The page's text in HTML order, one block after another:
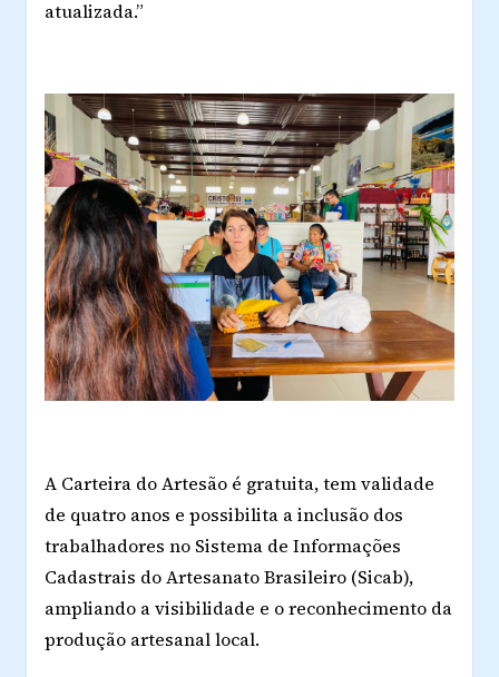
atualizada.”
A Carteira do Artesão é gratuita, tem validade
de quatro anos e possibilita a inclusão dos
trabalhadores no Sistema de Informações
Cadastrais do Artesanato Brasileiro (Sicab),
ampliando a visibilidade e o reconhecimento da
produção artesanal local.